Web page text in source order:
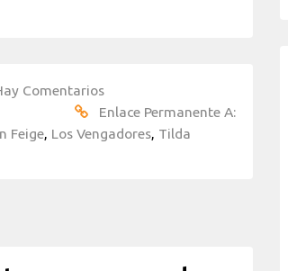
Comentarios
Enlace Permanente A:
Feige Los Vengadores Tilda